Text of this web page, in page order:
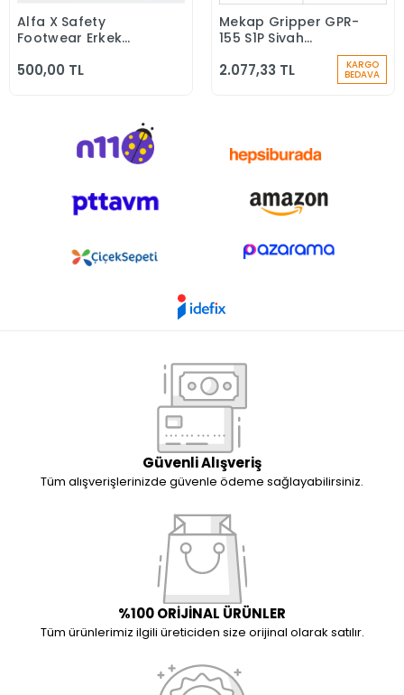
Sepete Ekle
Alfa X Safety
Footwear Erkek
Ayakkabı
500,00 TL
Sepete Ekle
Mekap Gripper GPR-
155 S1P Siyah
Microfiber Kompozit
Iş Güvenlik
2.077,33 TL KARGO
BEDAVA
Güvenli Alışveriş
Tüm alışverişlerinizde güvenle ödeme sağlayabilirsiniz.
%100 ORİJİNAL ÜRÜNLER
Tüm ürünlerimiz ilgili üreticiden size orijinal olarak satılır.